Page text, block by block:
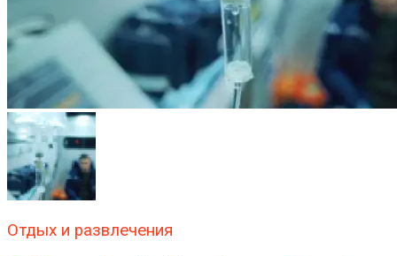
Отдых и развлечения